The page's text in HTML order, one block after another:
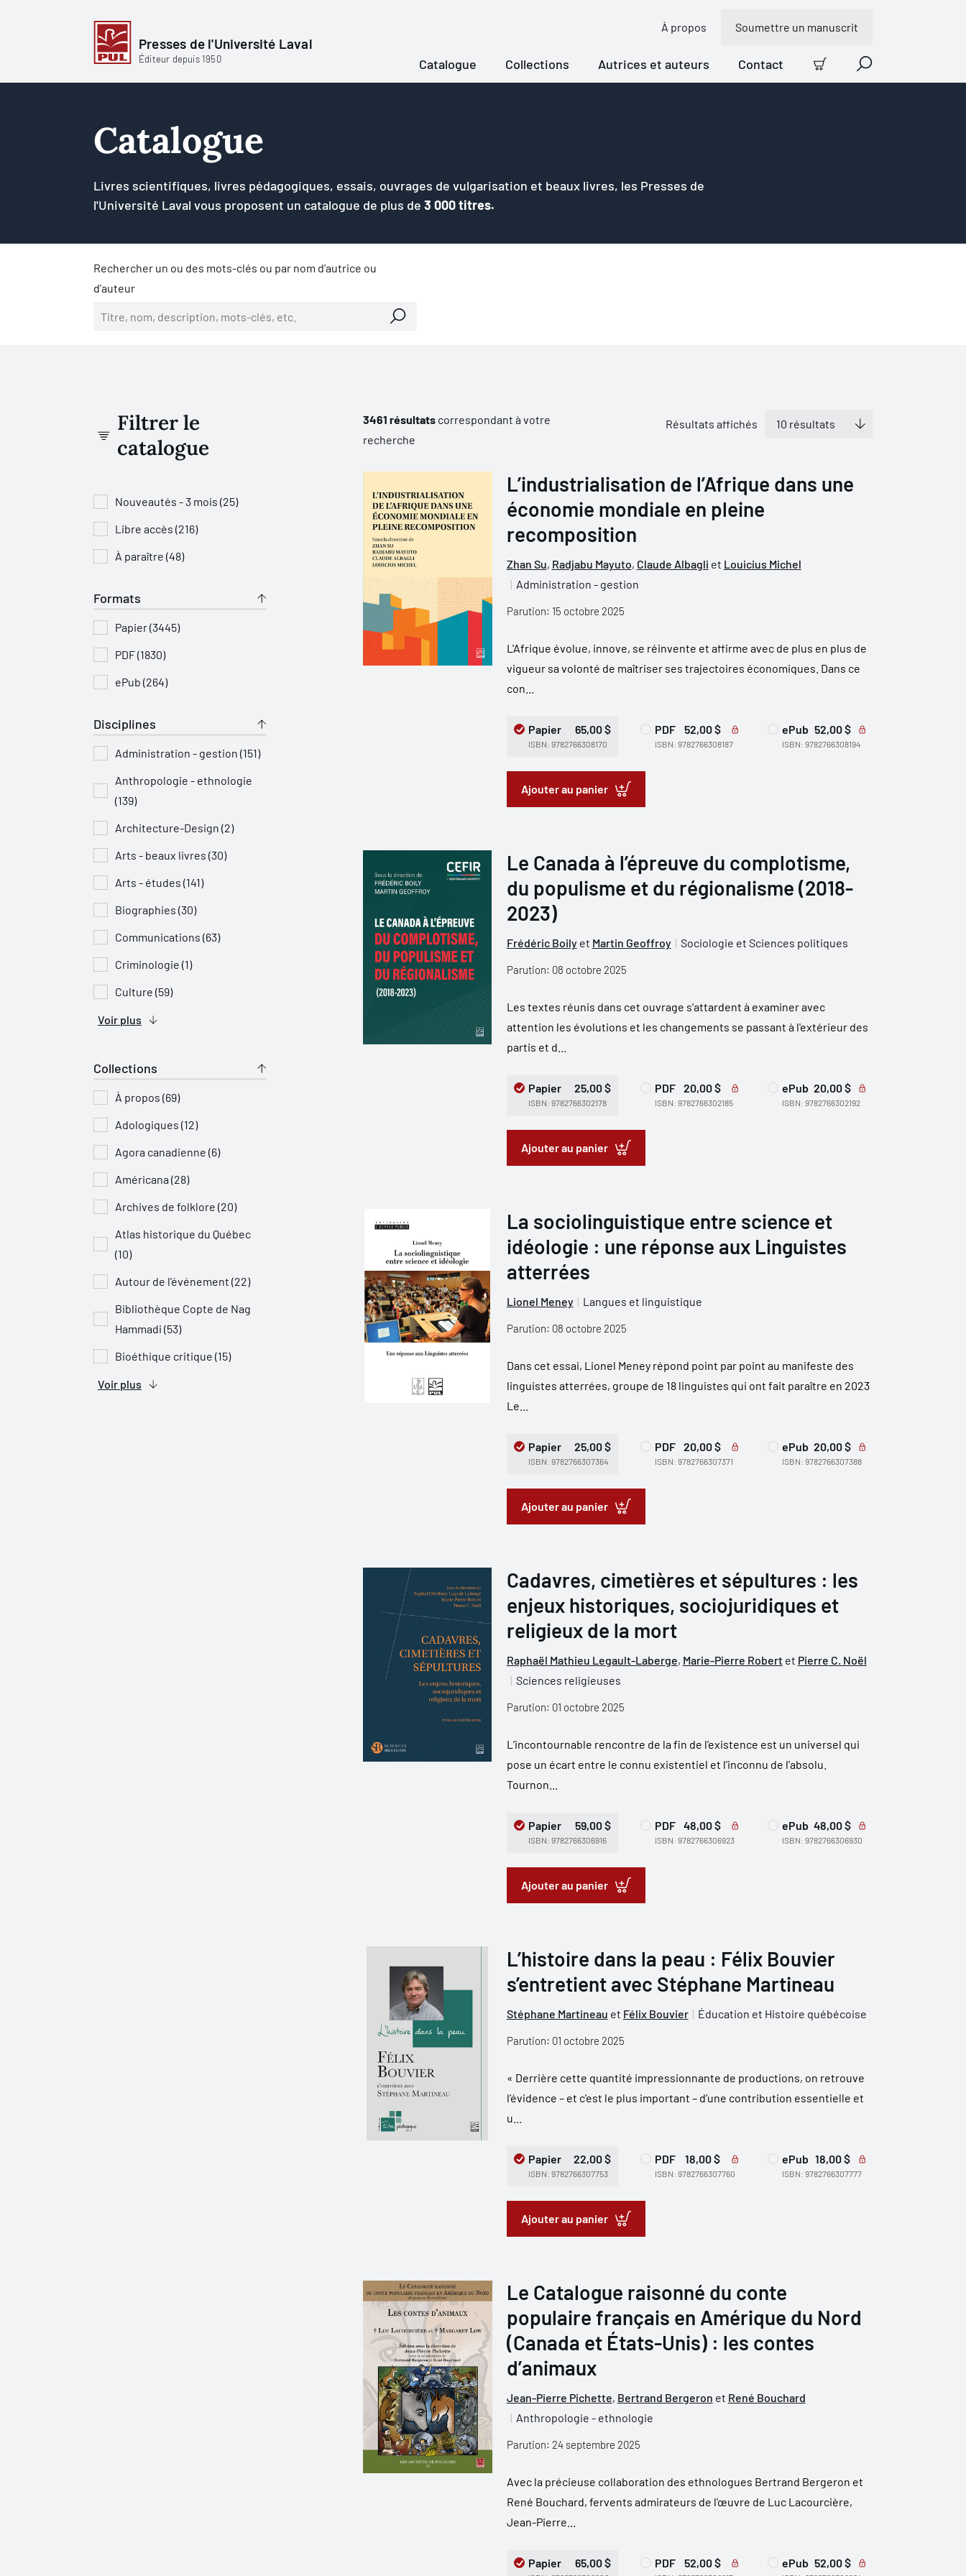
Presses de l'Université Laval
Éditeur depuis 1950
À propos Soumettre un manuscrit
Catalogue Collections Autrices et auteurs Contact
Panier Recherche
Catalogue
Livres scientifiques, livres pédagogiques, essais, ouvrages de vulgarisation et beaux livres, les Presses de
l'Université Laval vous proposent un catalogue de plus de 3 000 titres.
Rechercher un ou des mots-clés ou par nom d'autrice ou
d'auteur
Filtrer le
catalogue
Nouveautés - 3 mois (25)
Libre accès (216)
À paraître (48)
Formats
Papier (3445)
PDF (1830)
ePub (264)
Disciplines
Administration - gestion (151)
Anthropologie - ethnologie
(139)
Architecture-Design (2)
Arts - beaux livres (30)
Arts - études (141)
Biographies (30)
Communications (63)
Criminologie (1)
Culture (59)
Voir plus
Collections
À propos (69)
Adologiques (12)
Agora canadienne (6)
Américana (28)
Archives de folklore (20)
Atlas historique du Québec
(10)
Autour de l'événement (22)
Bibliothèque Copte de Nag
Hammadi (53)
Bioéthique critique (15)
Voir plus
3461 résultatscorrespondant à votre
recherche
Résultats affichés
L’industrialisation de l’Afrique dans une
économie mondiale en pleine
recomposition
Zhan Su, Radjabu Mayuto, Claude Albagli et Louicius Michel
Administration - gestion
Parution: 15 octobre 2025
L'Afrique évolue, innove, se réinvente et affirme avec de plus en plus de
vigueur sa volonté de maîtriser ses trajectoires économiques. Dans ce
con...
Papier 65,00 $
ISBN: 9782766308170
PDF 52,00 $
ISBN: 9782766308187
ePub 52,00 $
ISBN: 9782766308194
Ajouter au panier
Le Canada à l’épreuve du complotisme,
du populisme et du régionalisme (2018-
2023)
Frédéric Boilyet Martin Geoffroy Sociologie et Sciences politiques
Parution: 08 octobre 2025
Les textes réunis dans cet ouvrage s'attardent à examiner avec
attention les évolutions et les changements se passant à l'extérieur des
partis et d...
Papier 25,00 $
ISBN: 9782766302178
PDF 20,00 $
ISBN: 9782766302185
ePub 20,00 $
ISBN: 9782766302192
Ajouter au panier
La sociolinguistique entre science et
idéologie : une réponse aux Linguistes
atterrées
Lionel Meney Langues et linguistique
Parution: 08 octobre 2025
Dans cet essai, Lionel Meney répond point par point au manifeste des
linguistes atterrées, groupe de 18 linguistes qui ont fait paraître en 2023
Le...
Papier 25,00 $
ISBN: 9782766307364
PDF 20,00 $
ISBN: 9782766307371
ePub 20,00 $
ISBN: 9782766307388
Ajouter au panier
Cadavres, cimetières et sépultures : les
enjeux historiques, sociojuridiques et
religieux de la mort
Raphaël Mathieu Legault-Laberge, Marie-Pierre Robertet Pierre C. Noël
Sciences religieuses
Parution: 01 octobre 2025
L’incontournable rencontre de la fin de l’existence est un universel qui
pose un écart entre le connu existentiel et l’inconnu de l’absolu.
Tournon...
Papier 59,00 $
ISBN: 9782766306916
PDF 48,00 $
ISBN: 9782766306923
ePub 48,00 $
ISBN: 9782766306930
Ajouter au panier
L’histoire dans la peau : Félix Bouvier
s’entretient avec Stéphane Martineau
Stéphane Martineau et Félix Bouvier Éducation et Histoire québécoise
Parution: 01 octobre 2025
« Derrière cette quantité impressionnante de productions, on retrouve
l’évidence – et c’est le plus important – d’une contribution essentielle et
u...
Papier 22,00 $
ISBN: 9782766307753
PDF 18,00 $
ISBN: 9782766307760
ePub 18,00 $
ISBN: 9782766307777
Ajouter au panier
Le Catalogue raisonné du conte
populaire français en Amérique du Nord
(Canada et États-Unis) : les contes
d’animaux
Jean-Pierre Pichette, Bertrand Bergeron et René Bouchard
Anthropologie - ethnologie
Parution: 24 septembre 2025
Avec la précieuse collaboration des ethnologues Bertrand Bergeron et
René Bouchard, fervents admirateurs de l'œuvre de Luc Lacourcière,
Jean-Pierre...
Papier 65,00 $ PDF 52,00 $ ePub 52,00 $